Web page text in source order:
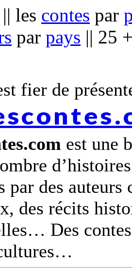
|| les contes par
par pays || 25
fier de
est une
par des
des récits
Des
cultures